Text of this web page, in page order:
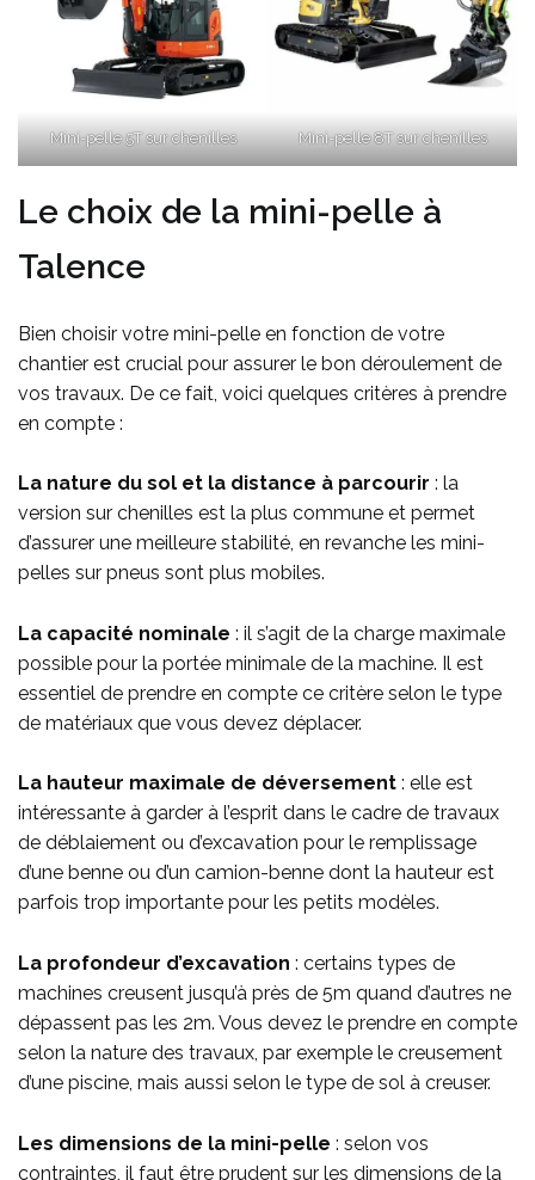
Mini-pelle 5T sur chenilles Mini-pelle 8T sur chenilles
Le choix de la mini-pelle à
Talence
Bien choisir votre mini-pelle en fonction de votre
chantier est crucial pour assurer le bon déroulement de
vos travaux. De ce fait, voici quelques critères à prendre
en compte :
La nature du sol et la distance à parcourir : la
version sur chenilles est la plus commune et permet
d’assurer une meilleure stabilité, en revanche les mini-
pelles sur pneus sont plus mobiles.
La capacité nominale : il s’agit de la charge maximale
possible pour la portée minimale de la machine. Il est
essentiel de prendre en compte ce critère selon le type
de matériaux que vous devez déplacer.
La hauteur maximale de déversement : elle est
intéressante à garder à l’esprit dans le cadre de travaux
de déblaiement ou d’excavation pour le remplissage
d’une benne ou d’un camion-benne dont la hauteur est
parfois trop importante pour les petits modèles.
La profondeur d’excavation : certains types de
machines creusent jusqu’à près de 5m quand d’autres ne
dépassent pas les 2m. Vous devez le prendre en compte
selon la nature des travaux, par exemple le creusement
d’une piscine, mais aussi selon le type de sol à creuser.
Les dimensions de la mini-pelle : selon vos
contraintes, il faut être prudent sur les dimensions de la